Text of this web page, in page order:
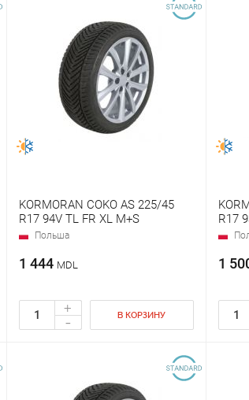
KORMORAN COKO AS 225/45
R17 94V TL FR XL M+S
Польша
1 444 MDL
+
- В КОРЗИНУ
R17
1